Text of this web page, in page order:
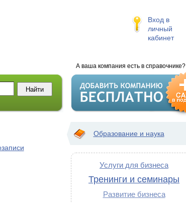
Вход в
личный
кабинет
А ваша компания есть в справочнике?
Образование и наука
Услуги для бизнеса
Тренинги и семинары
Развитие бизнеса